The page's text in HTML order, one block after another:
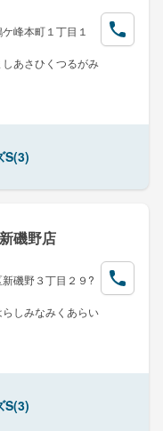
峰本町１丁目１
あさひくつるがみ
S(3)
磯野店
磯野３丁目２９?
しみなみくあらい
S(3)